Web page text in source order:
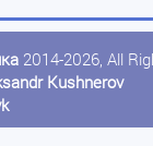
2014-2026, All
Kushnerov